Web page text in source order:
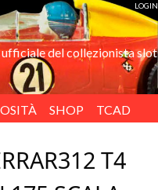
LOGIN
del collezionista slot
SHOP TCAD
T4